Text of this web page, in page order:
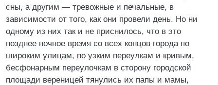
сны, а другим — тревожные и печальные, в
зависимости от того, как они провели день. Но ни
одному из них так и не приснилось, что в это
позднее ночное время со всех концов города по
широким улицам, по узким переулкам и кривым,
бесфонарным переулочкам в сторону городской
площади вереницей тянулись их папы и мамы,